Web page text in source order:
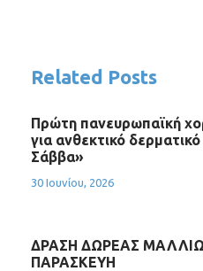
Related Posts
Πρώτη πανευρωπαϊκή
για ανθεκτικό
Σάββα»
30 Ιουνίου, 2026
ΔΡΑΣΗ ΔΩΡΕΑΣ
ΠΑΡΑΣΚΕΥΗ